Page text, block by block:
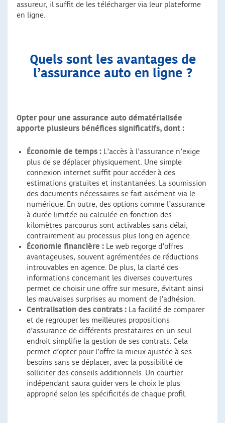
assureur, il suffit de les télécharger via leur plateforme
en ligne.
Quels sont les avantages de
l’assurance auto en ligne ?
Opter pour une assurance auto dématérialisée
apporte plusieurs bénéfices significatifs, dont :
Économie de temps : L’accès à l’assurance n’exige
plus de se déplacer physiquement. Une simple
connexion internet suffit pour accéder à des
estimations gratuites et instantanées. La soumission
des documents nécessaires se fait aisément via le
numérique. En outre, des options comme l’assurance
à durée limitée ou calculée en fonction des
kilomètres parcourus sont activables sans délai,
contrairement au processus plus long en agence.
Économie financière : Le web regorge d’offres
avantageuses, souvent agrémentées de réductions
introuvables en agence. De plus, la clarté des
informations concernant les diverses couvertures
permet de choisir une offre sur mesure, évitant ainsi
les mauvaises surprises au moment de l’adhésion.
Centralisation des contrats : La facilité de comparer
et de regrouper les meilleures propositions
d’assurance de différents prestataires en un seul
endroit simplifie la gestion de ses contrats. Cela
permet d’opter pour l’offre la mieux ajustée à ses
besoins sans se déplacer, avec la possibilité de
solliciter des conseils additionnels. Un courtier
indépendant saura guider vers le choix le plus
approprié selon les spécificités de chaque profil.